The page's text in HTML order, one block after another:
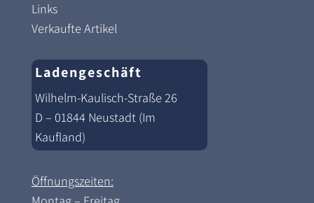
Links
Verkaufte Artikel
Ladengeschäft
Wilhelm-Kaulisch-Straße 26
D – 01844 Neustadt (Im
Kaufland)
Öffnungszeiten: